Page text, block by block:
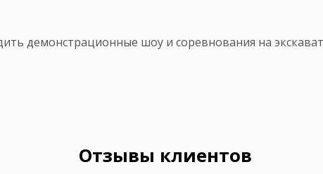
демонстрационные шоу и соревнования на
Отзывы клиентов